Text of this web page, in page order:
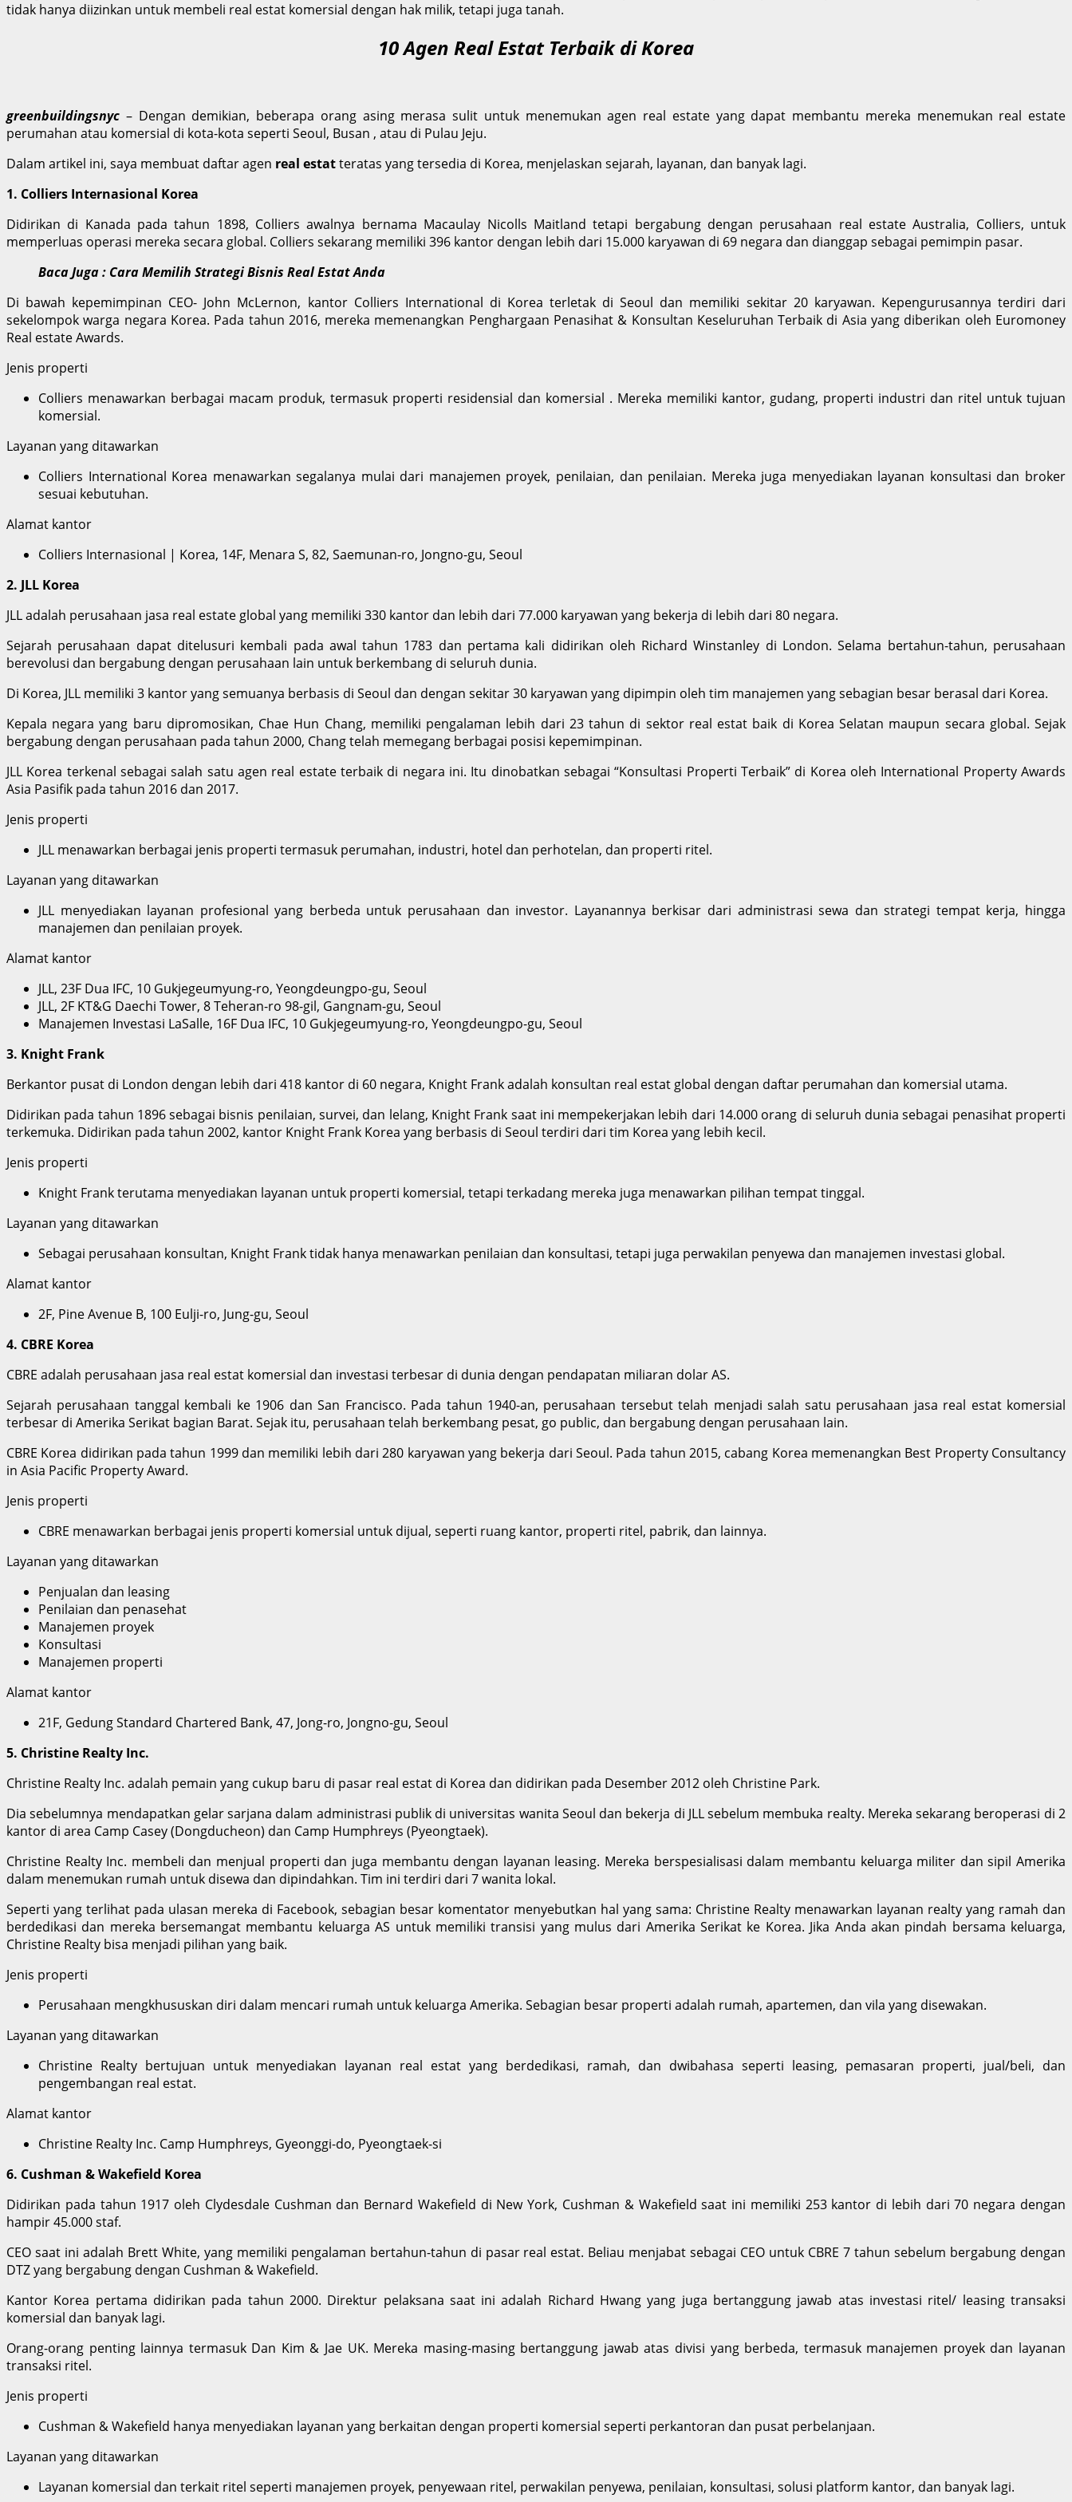
tidak hanya diizinkan untuk membeli real estat komersial dengan hak milik, tetapi juga tanah.
10 Agen Real Estat Terbaik di Korea
greenbuildingsnyc – Dengan demikian, beberapa orang asing merasa sulit untuk menemukan agen real estate yang dapat membantu mereka menemukan real estate
perumahan atau komersial di kota-kota seperti Seoul, Busan , atau di Pulau Jeju.
Dalam artikel ini, saya membuat daftar agen real estatteratas yang tersedia di Korea, menjelaskan sejarah, layanan, dan banyak lagi.
1. Colliers Internasional Korea
Didirikan di Kanada pada tahun 1898, Colliers awalnya bernama Macaulay Nicolls Maitland tetapi bergabung dengan perusahaan real estate Australia, Colliers, untuk
memperluas operasi mereka secara global. Colliers sekarang memiliki 396 kantor dengan lebih dari 15.000 karyawan di 69 negara dan dianggap sebagai pemimpin pasar.
Baca Juga : Cara Memilih Strategi Bisnis Real Estat Anda
Di bawah kepemimpinan CEO- John McLernon, kantor Colliers International di Korea terletak di Seoul dan memiliki sekitar 20 karyawan. Kepengurusannya terdiri dari
sekelompok warga negara Korea. Pada tahun 2016, mereka memenangkan Penghargaan Penasihat & Konsultan Keseluruhan Terbaik di Asia yang diberikan oleh Euromoney
Real estate Awards.
Jenis properti
Colliers menawarkan berbagai macam produk, termasuk properti residensial dan komersial . Mereka memiliki kantor, gudang, properti industri dan ritel untuk tujuan
komersial.
Layanan yang ditawarkan
Colliers International Korea menawarkan segalanya mulai dari manajemen proyek, penilaian, dan penilaian. Mereka juga menyediakan layanan konsultasi dan broker
sesuai kebutuhan.
Alamat kantor
Colliers Internasional | Korea, 14F, Menara S, 82, Saemunan-ro, Jongno-gu, Seoul
2. JLL Korea
JLL adalah perusahaan jasa real estate global yang memiliki 330 kantor dan lebih dari 77.000 karyawan yang bekerja di lebih dari 80 negara.
Sejarah perusahaan dapat ditelusuri kembali pada awal tahun 1783 dan pertama kali didirikan oleh Richard Winstanley di London. Selama bertahun-tahun, perusahaan
berevolusi dan bergabung dengan perusahaan lain untuk berkembang di seluruh dunia.
Di Korea, JLL memiliki 3 kantor yang semuanya berbasis di Seoul dan dengan sekitar 30 karyawan yang dipimpin oleh tim manajemen yang sebagian besar berasal dari Korea.
Kepala negara yang baru dipromosikan, Chae Hun Chang, memiliki pengalaman lebih dari 23 tahun di sektor real estat baik di Korea Selatan maupun secara global. Sejak
bergabung dengan perusahaan pada tahun 2000, Chang telah memegang berbagai posisi kepemimpinan.
JLL Korea terkenal sebagai salah satu agen real estate terbaik di negara ini. Itu dinobatkan sebagai “Konsultasi Properti Terbaik” di Korea oleh International Property Awards
Asia Pasifik pada tahun 2016 dan 2017.
Jenis properti
JLL menawarkan berbagai jenis properti termasuk perumahan, industri, hotel dan perhotelan, dan properti ritel.
Layanan yang ditawarkan
JLL menyediakan layanan profesional yang berbeda untuk perusahaan dan investor. Layanannya berkisar dari administrasi sewa dan strategi tempat kerja, hingga
manajemen dan penilaian proyek.
Alamat kantor
JLL, 23F Dua IFC, 10 Gukjegeumyung-ro, Yeongdeungpo-gu, Seoul
JLL, 2F KT&G Daechi Tower, 8 Teheran-ro 98-gil, Gangnam-gu, Seoul
Manajemen Investasi LaSalle, 16F Dua IFC, 10 Gukjegeumyung-ro, Yeongdeungpo-gu, Seoul
3. Knight Frank
Berkantor pusat di London dengan lebih dari 418 kantor di 60 negara, Knight Frank adalah konsultan real estat global dengan daftar perumahan dan komersial utama.
Didirikan pada tahun 1896 sebagai bisnis penilaian, survei, dan lelang, Knight Frank saat ini mempekerjakan lebih dari 14.000 orang di seluruh dunia sebagai penasihat properti
terkemuka. Didirikan pada tahun 2002, kantor Knight Frank Korea yang berbasis di Seoul terdiri dari tim Korea yang lebih kecil.
Jenis properti
Knight Frank terutama menyediakan layanan untuk properti komersial, tetapi terkadang mereka juga menawarkan pilihan tempat tinggal.
Layanan yang ditawarkan
Sebagai perusahaan konsultan, Knight Frank tidak hanya menawarkan penilaian dan konsultasi, tetapi juga perwakilan penyewa dan manajemen investasi global.
Alamat kantor
2F, Pine Avenue B, 100 Eulji-ro, Jung-gu, Seoul
4. CBRE Korea
CBRE adalah perusahaan jasa real estat komersial dan investasi terbesar di dunia dengan pendapatan miliaran dolar AS.
Sejarah perusahaan tanggal kembali ke 1906 dan San Francisco. Pada tahun 1940-an, perusahaan tersebut telah menjadi salah satu perusahaan jasa real estat komersial
terbesar di Amerika Serikat bagian Barat. Sejak itu, perusahaan telah berkembang pesat, go public, dan bergabung dengan perusahaan lain.
CBRE Korea didirikan pada tahun 1999 dan memiliki lebih dari 280 karyawan yang bekerja dari Seoul. Pada tahun 2015, cabang Korea memenangkan Best Property Consultancy
in Asia Pacific Property Award.
Jenis properti
CBRE menawarkan berbagai jenis properti komersial untuk dijual, seperti ruang kantor, properti ritel, pabrik, dan lainnya.
Layanan yang ditawarkan
Penjualan dan leasing
Penilaian dan penasehat
Manajemen proyek
Konsultasi
Manajemen properti
Alamat kantor
21F, Gedung Standard Chartered Bank, 47, Jong-ro, Jongno-gu, Seoul
5. Christine Realty Inc.
Christine Realty Inc. adalah pemain yang cukup baru di pasar real estat di Korea dan didirikan pada Desember 2012 oleh Christine Park.
Dia sebelumnya mendapatkan gelar sarjana dalam administrasi publik di universitas wanita Seoul dan bekerja di JLL sebelum membuka realty. Mereka sekarang beroperasi di 2
kantor di area Camp Casey (Dongducheon) dan Camp Humphreys (Pyeongtaek).
Christine Realty Inc. membeli dan menjual properti dan juga membantu dengan layanan leasing. Mereka berspesialisasi dalam membantu keluarga militer dan sipil Amerika
dalam menemukan rumah untuk disewa dan dipindahkan. Tim ini terdiri dari 7 wanita lokal.
Seperti yang terlihat pada ulasan mereka di Facebook, sebagian besar komentator menyebutkan hal yang sama: Christine Realty menawarkan layanan realty yang ramah dan
berdedikasi dan mereka bersemangat membantu keluarga AS untuk memiliki transisi yang mulus dari Amerika Serikat ke Korea. Jika Anda akan pindah bersama keluarga,
Christine Realty bisa menjadi pilihan yang baik.
Jenis properti
Perusahaan mengkhususkan diri dalam mencari rumah untuk keluarga Amerika. Sebagian besar properti adalah rumah, apartemen, dan vila yang disewakan.
Layanan yang ditawarkan
Christine Realty bertujuan untuk menyediakan layanan real estat yang berdedikasi, ramah, dan dwibahasa seperti leasing, pemasaran properti, jual/beli, dan
pengembangan real estat.
Alamat kantor
Christine Realty Inc. Camp Humphreys, Gyeonggi-do, Pyeongtaek-si
6. Cushman & Wakefield Korea
Didirikan pada tahun 1917 oleh Clydesdale Cushman dan Bernard Wakefield di New York, Cushman & Wakefield saat ini memiliki 253 kantor di lebih dari 70 negara dengan
hampir 45.000 staf.
CEO saat ini adalah Brett White, yang memiliki pengalaman bertahun-tahun di pasar real estat. Beliau menjabat sebagai CEO untuk CBRE 7 tahun sebelum bergabung dengan
DTZ yang bergabung dengan Cushman & Wakefield.
Kantor Korea pertama didirikan pada tahun 2000. Direktur pelaksana saat ini adalah Richard Hwang yang juga bertanggung jawab atas investasi ritel/ leasing transaksi
komersial dan banyak lagi.
Orang-orang penting lainnya termasuk Dan Kim & Jae UK. Mereka masing-masing bertanggung jawab atas divisi yang berbeda, termasuk manajemen proyek dan layanan
transaksi ritel.
Jenis properti
Cushman & Wakefield hanya menyediakan layanan yang berkaitan dengan properti komersial seperti perkantoran dan pusat perbelanjaan.
Layanan yang ditawarkan
Layanan komersial dan terkait ritel seperti manajemen proyek, penyewaan ritel, perwakilan penyewa, penilaian, konsultasi, solusi platform kantor, dan banyak lagi.